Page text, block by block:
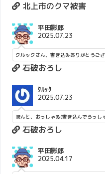
北上市のクマ被害
平田影郎
2025.07.23
クルックさん、書き込みありがとうご
石破おろし
ｸﾙｯｸ
2025.07.23
ほんと、おっしゃる(書き込んでらっし
石破おろし
平田影郎
2025.04.17